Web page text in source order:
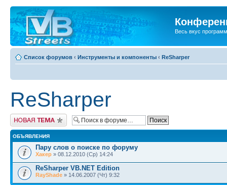
Весь вкус
Список форумов ‹ Инструменты и компоненты ‹ ReSharper
ReSharper
Новая тема
ОБЪЯВЛЕНИЯ
Пару слов о поиске по форуму
Хакер » 08.12.2010 (Ср) 14:24
ReSharper VB.NET Edition
RayShade » 14.06.2007 (Чт) 9:32